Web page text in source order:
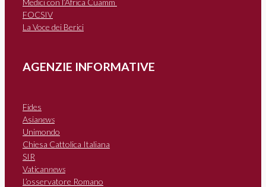
FOCSIV
La Voce dei Berici
AGENZIE INFORMATIVE
Fides
Asianews
Unimondo
Chiesa Cattolica Italiana
SIR
Vaticannews
L’osservatore Romano